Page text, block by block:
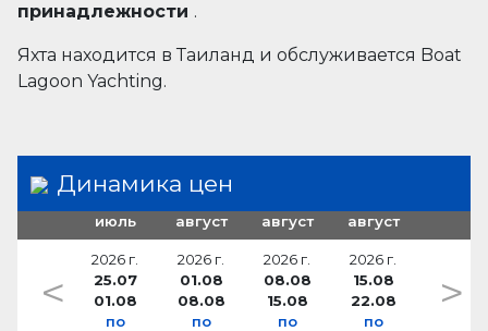
принадлежности .
Яхта находится в Таиланд и обслуживается Boat
Lagoon Yachting.
Динамика цен
июль
2026 г.
25.07
01.08
по
август
2026 г.
01.08
08.08
по
август
2026 г.
08.08
15.08
по
август
2026 г.
15.08
22.08
по
< >